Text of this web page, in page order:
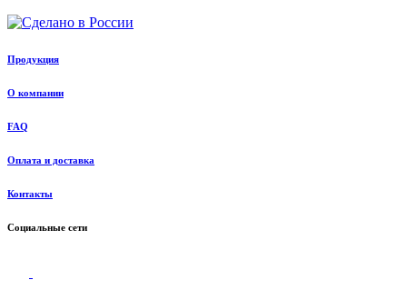
Продукция
О компании
FAQ
Оплата и доставка
Контакты
Социальные сети